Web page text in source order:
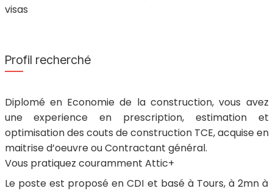
visas
Profil recherché
Diplomé en Economie de la construction, vous avez
une experience en prescription, estimation et
optimisation des couts de construction TCE, acquise en
maitrise d’oeuvre ou Contractant général.
Vous pratiquez couramment Attic+
Le poste est proposé en CDI et basé à Tours, à 2mn à